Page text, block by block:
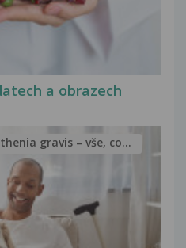
a obrazech
gravis – vše, co...